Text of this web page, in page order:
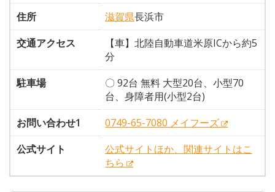
住所
滋賀県長浜市
交通アクセス
【車】北陸自動車道米原ICから約5
分
駐車場
〇 92台 無料 大型20台、小型70
台、身障者用(小型2台)
お問い合わせ1
0749-65-7080 メイフーズ
公式サイト
公式サイトほか、関連サイトはこ
ちら